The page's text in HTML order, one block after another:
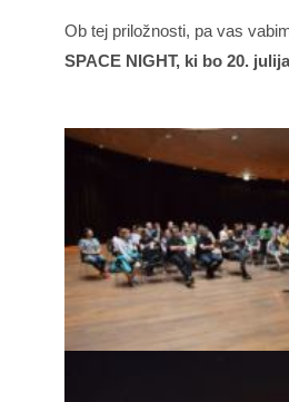
Ob tej priložnosti, pa vas
SPACE NIGHT, ki bo 20.